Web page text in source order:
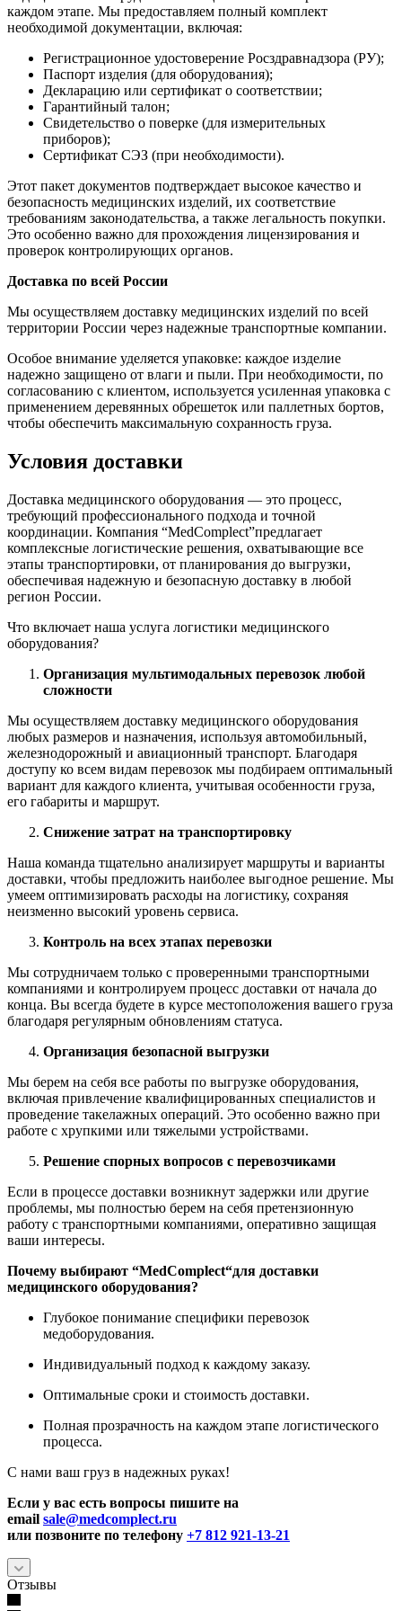
каждом этапе. Мы предоставляем полный комплект
необходимой документации, включая:
Регистрационное удостоверение Росздравнадзора (РУ);
Паспорт изделия (для оборудования);
Декларацию или сертификат о соответствии;
Гарантийный талон;
Свидетельство о поверке (для измерительных
приборов);
Сертификат СЭЗ (при необходимости).
Этот пакет документов подтверждает высокое качество и
безопасность медицинских изделий, их соответствие
требованиям законодательства, а также легальность покупки.
Это особенно важно для прохождения лицензирования и
проверок контролирующих органов.
Доставка по всей России
Мы осуществляем доставку медицинских изделий по всей
территории России через надежные транспортные компании.
Особое внимание уделяется упаковке: каждое изделие
надежно защищено от влаги и пыли. При необходимости, по
согласованию с клиентом, используется усиленная упаковка с
применением деревянных обрешеток или паллетных бортов,
чтобы обеспечить максимальную сохранность груза.
Условия доставки
Доставка медицинского оборудования — это процесс,
требующий профессионального подхода и точной
координации. Компания “MedComplect”предлагает
комплексные логистические решения, охватывающие все
этапы транспортировки, от планирования до выгрузки,
обеспечивая надежную и безопасную доставку в любой
регион России.
Что включает наша услуга логистики медицинского
оборудования?
Организация мультимодальных перевозок любой
сложности
Мы осуществляем доставку медицинского оборудования
любых размеров и назначения, используя автомобильный,
железнодорожный и авиационный транспорт. Благодаря
доступу ко всем видам перевозок мы подбираем оптимальный
вариант для каждого клиента, учитывая особенности груза,
его габариты и маршрут.
Снижение затрат на транспортировку
Наша команда тщательно анализирует маршруты и варианты
доставки, чтобы предложить наиболее выгодное решение. Мы
умеем оптимизировать расходы на логистику, сохраняя
неизменно высокий уровень сервиса.
Контроль на всех этапах перевозки
Мы сотрудничаем только с проверенными транспортными
компаниями и контролируем процесс доставки от начала до
конца. Вы всегда будете в курсе местоположения вашего груза
благодаря регулярным обновлениям статуса.
Организация безопасной выгрузки
Мы берем на себя все работы по выгрузке оборудования,
включая привлечение квалифицированных специалистов и
проведение такелажных операций. Это особенно важно при
работе с хрупкими или тяжелыми устройствами.
Решение спорных вопросов с перевозчиками
Если в процессе доставки возникнут задержки или другие
проблемы, мы полностью берем на себя претензионную
работу с транспортными компаниями, оперативно защищая
ваши интересы.
Почему выбирают “MedComplect“для доставки
медицинского оборудования?
Глубокое понимание специфики перевозок
медоборудования.
Индивидуальный подход к каждому заказу.
Оптимальные сроки и стоимость доставки.
Полная прозрачность на каждом этапе логистического
процесса.
С нами ваш груз в надежных руках!
Если у вас есть вопросы пишите на
email sale@medcomplect.ru
или позвоните по телефону +7 812 921-13-21
Отзывы